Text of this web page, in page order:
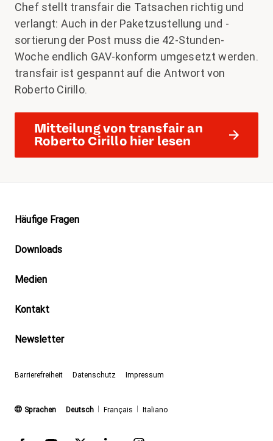
Chef stellt transfair die Tatsachen richtig und
verlangt: Auch in der Paketzustellung und -
sortierung der Post muss die 42-Stunden-
Woche endlich GAV-konform umgesetzt werden.
transfair ist gespannt auf die Antwort von
Roberto Cirillo.
Mitteilung von transfair an
Roberto Cirillo hier lesen
Footer
Häufige Fragen
Downloads
Medien
Kontakt
Newsletter
Barrierefreiheit Datenschutz Impressum
Sprachen Deutsch
(aktiv)
Français Italiano